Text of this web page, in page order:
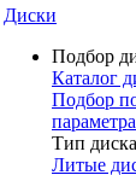
Диски
Подбор
Каталог
Подбор
Тип диска
Литые